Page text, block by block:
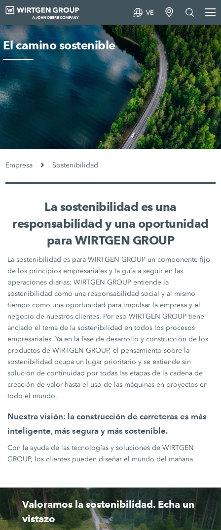
VE
El camino sostenible
Empresa Sostenibilidad
La sostenibilidad es una
responsabilidad y una oportunidad
para WIRTGEN GROUP
La sostenibilidad es para WIRTGEN GROUP un componente fijo
de los principios empresariales y la guía a seguir en las
operaciones diarias: WIRTGEN GROUP entiende la
sostenibilidad como una responsabilidad social y al mismo
tiempo como una oportunidad para impulsar la empresa y el
negocio de nuestros clientes. Por eso WIRTGEN GROUP tiene
anclado el tema de la sostenibilidad en todos los procesos
empresariales. Ya en la fase de desarrollo y construcción de los
productos de WIRTGEN GROUP, el pensamiento sobre la
sostenibilidad ocupa un lugar prioritario y se extiende sin
solución de continuidad por todas las etapas de la cadena de
creación de valor hasta el uso de las máquinas en proyectos en
todo el mundo.
Nuestra visión: la construcción de carreteras es más
inteligente, más segura y más sostenible.
Con la ayuda de las tecnologías y soluciones de WIRTGEN
GROUP, los clientes pueden diseñar el mundo del mañana.
Valoramos la sostenibilidad. Echa un
vistazo